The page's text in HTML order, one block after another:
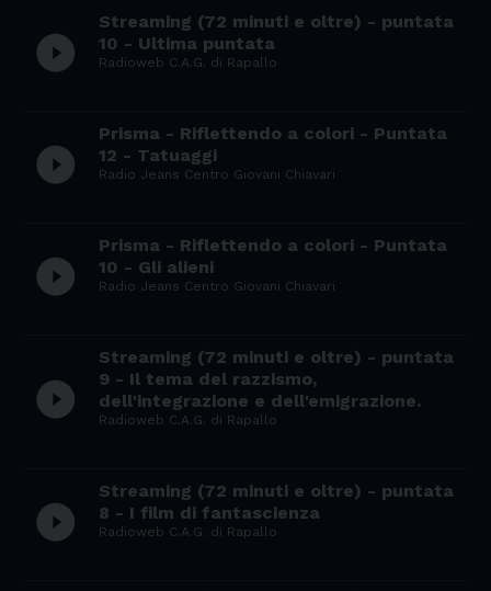
play_circle_filled
Streaming (72 minuti e oltre) - puntata
10 - Ultima puntata
Radioweb C.A.G. di Rapallo
play_circle_filled
Prisma - Riflettendo a colori - Puntata
12 - Tatuaggi
Radio Jeans Centro Giovani Chiavari
play_circle_filled
Prisma - Riflettendo a colori - Puntata
10 - Gli alieni
Radio Jeans Centro Giovani Chiavari
play_circle_filled
Streaming (72 minuti e oltre) - puntata
9 - Il tema del razzismo,
dell'integrazione e dell'emigrazione.
Radioweb C.A.G. di Rapallo
play_circle_filled
Streaming (72 minuti e oltre) - puntata
8 - I film di fantascienza
Radioweb C.A.G. di Rapallo